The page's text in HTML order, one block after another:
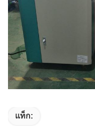
แท็ก: